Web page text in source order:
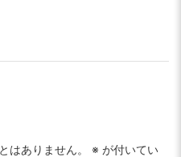
はありません。 ※ が付いてい